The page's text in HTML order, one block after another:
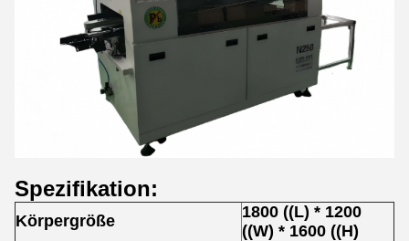
Spezifikation:
Körpergröße
1800 ((L) * 1200
((W) * 1600 ((H)